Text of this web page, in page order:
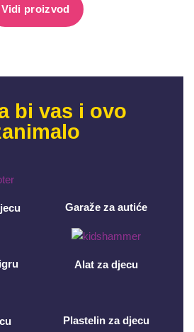
Vidi proizvod
bi vas i ovo
Garaže za autiće
Alat za djecu
Plastelin za djecu